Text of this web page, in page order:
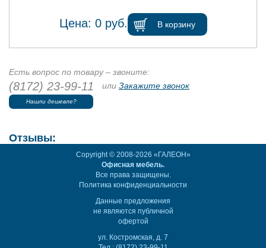
Цена: 0руб. В корзину
Есть вопрос по товару – звоните:
(8172) 23-99-11 или Закажите звонок
Нашли дешевле?
Отзывы:
Copyright © 2008-2026 «ГАЛЕОН»
Офисная мебель.
Все права защищены.
Политика конфиденциальности
Данные предложения
не являются публичной
офертой
ул. Костромская, д. 7